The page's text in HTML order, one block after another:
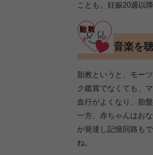
ことも。妊娠20週以
音楽を
胎教というと、モー
ク鑑賞でなくても、
血行がよくなり、胎
一方、赤ちゃんはお
が発達し記憶回路も
ね。